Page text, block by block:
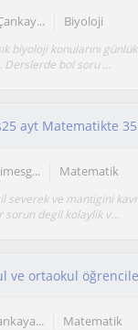
Biyoloji
biyoloji konularını
bol soru ...
Matematik
severek ve mantigini
degil kolaylik v...
ve ortaokul
Matematik